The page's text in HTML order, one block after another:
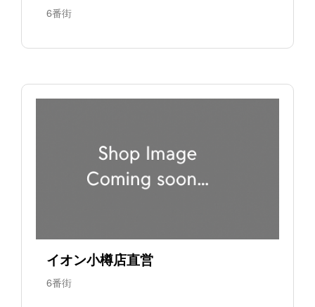
6番街
イオン小樽店直営
6番街